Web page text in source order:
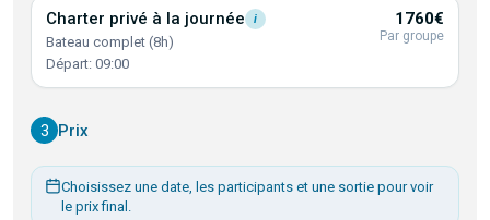
Charter privé à la journée i
Bateau complet (8h)
Départ: 09:00
1760€
Par groupe
3 Prix
Choisissez une date, les participants et une sortie pour voir
le prix final.